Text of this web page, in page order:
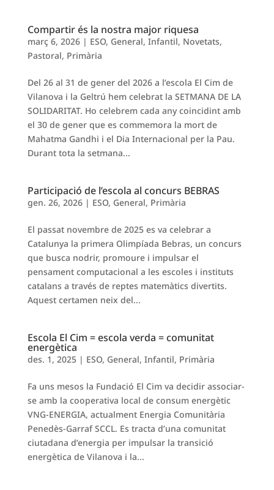
Compartir és la nostra major riquesa
març 6, 2026| ESO, General, Infantil, Novetats,
Pastoral, Primària
Del 26 al 31 de gener del 2026 a l’escola El Cim de
Vilanova i la Geltrú hem celebrat la SETMANA DE LA
SOLIDARITAT. Ho celebrem cada any coincidint amb
el 30 de gener que es commemora la mort de
Mahatma Gandhi i el Dia Internacional per la Pau.
Durant tota la setmana...
Participació de l’escola al concurs BEBRAS
gen. 26, 2026| ESO, General, Primària
El passat novembre de 2025 es va celebrar a
Catalunya la primera Olimpíada Bebras, un concurs
que busca nodrir, promoure i impulsar el
pensament computacional a les escoles i instituts
catalans a través de reptes matemàtics divertits.
Aquest certamen neix del...
Escola El Cim = escola verda = comunitat
energètica
des. 1, 2025| ESO, General, Infantil, Primària
Fa uns mesos la Fundació El Cim va decidir associar-
se amb la cooperativa local de consum energètic
VNG-ENERGIA, actualment Energia Comunitària
Penedès-Garraf SCCL. Es tracta d’una comunitat
ciutadana d’energia per impulsar la transició
energètica de Vilanova i la...